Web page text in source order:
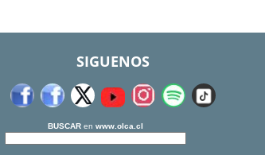
SIGUENOS
BUSCARen www.olca.cl